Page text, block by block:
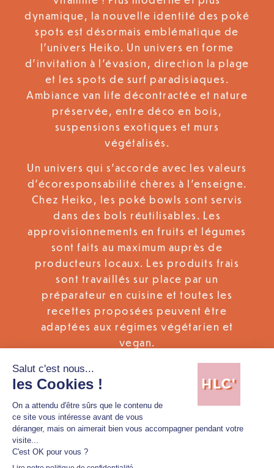
dynamique, la nouvelle identité des poké
spots est désormais emblématique de
l’univers Heiko. Un univers en forme
d’invitation à l’évasion, direction la plage
et les spots de surf paradisiaques.
Ambiance van life décontractée et nature
préservée, entre déco en bois,
suspensions exotiques et murs
végétalisés.
Un univers qui s’accorde avec les valeurs
d’écoresponsabilité chères à l’enseigne.
Chez Heiko, les poké bowls sont servis
dans des bols réutilisables. Les
approvisionnements en fruits et légumes
sont faits au maximum auprès de
producteurs locaux. Les produits frais
sont travaillés sur place par un
préparateur en cuisine et toutes les
recettes proposées peuvent être
adaptées aux régimes végétarien et
vegan.
INFORMATIONS PRATIQUES
https://heiko-poke.com/